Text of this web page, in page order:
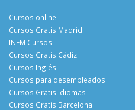
Cursos online
Cursos Gratis Madrid
INEM Cursos
Cursos Gratis Cádiz
Cursos Inglés
Cursos para desempleados
Cursos Gratis Idiomas
Cursos Gratis Barcelona